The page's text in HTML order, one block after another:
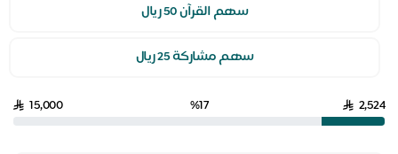
سهم القرآن 50 ريال
سهم مشاركة 25 ريال
2,524
%17
15,000